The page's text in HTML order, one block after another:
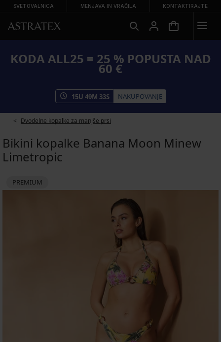
SVETOVALNICA MENJAVA IN VRAČILA KONTAKTIRAJTE
KODA ALL25 = 25 % POPUSTA NAD
60 €
15U 49M 33S NAKUPOVANJE
Dvodelne kopalke za manjše prsi
Bikini kopalke Banana Moon Minew
Limetropic
PREMIUM